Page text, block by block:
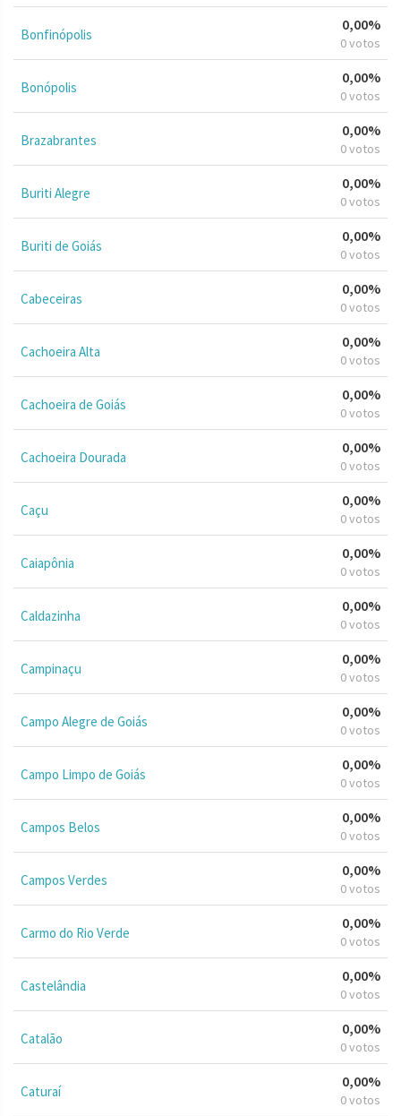
Bonfinópolis
0,00%
0 votos
Bonópolis
0,00%
0 votos
Brazabrantes
0,00%
0 votos
Buriti Alegre
0,00%
0 votos
Buriti de Goiás
0,00%
0 votos
Cabeceiras
0,00%
0 votos
Cachoeira Alta
0,00%
0 votos
Cachoeira de Goiás
0,00%
0 votos
Cachoeira Dourada
0,00%
0 votos
Caçu
0,00%
0 votos
Caiapônia
0,00%
0 votos
Caldazinha
0,00%
0 votos
Campinaçu
0,00%
0 votos
Campo Alegre de Goiás
0,00%
0 votos
Campo Limpo de Goiás
0,00%
0 votos
Campos Belos
0,00%
0 votos
Campos Verdes
0,00%
0 votos
Carmo do Rio Verde
0,00%
0 votos
Castelândia
0,00%
0 votos
Catalão
0,00%
0 votos
Caturaí
0,00%
0 votos